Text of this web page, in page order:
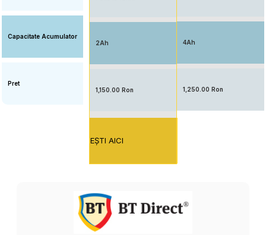
Capacitate Acumulator
Pret
2Ah
1,150.00 Ron
EŞTI AICI
4Ah
1,250.00 Ron